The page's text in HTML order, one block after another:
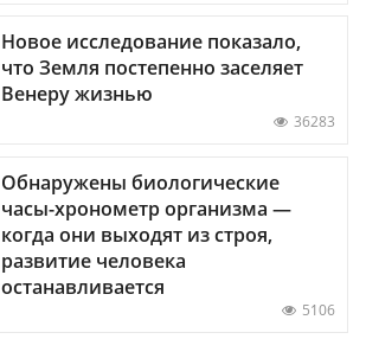
Новое исследование показало,
что Земля постепенно заселяет
Венеру жизнью
36283
Обнаружены биологические
часы-хронометр организма —
когда они выходят из строя,
развитие человека
останавливается
5106